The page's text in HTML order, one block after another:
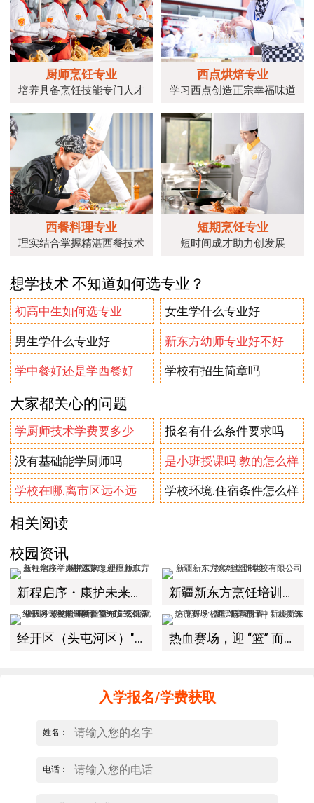
厨师烹饪专业
培养具备烹饪技能专门人才
西点烘焙专业
学习西点创造正宗幸福味道
西餐料理专业
理实结合掌握精湛西餐技术
短期烹饪专业
短时间成才助力创发展
想学技术 不知道如何选专业？
初高中生如何选专业 女生学什么专业好
男生学什么专业好 新东方幼师专业好不好
学中餐好还是学西餐好 学校有招生简章吗
大家都关心的问题
学厨师技术学费要多少 报名有什么条件要求吗
没有基础能学厨师吗 是小班授课吗.教的怎么样
学校在哪.离市区远不远 学校环境.住宿条件怎么样
相关阅读
校园资讯
新程启序・康护未来｜新疆新东方烹饪学校举办中医康复理疗师班开幕仪式！ 新疆新东方烹饪培训学校有限公司教学管理制度
经开区（头屯河区）"3+10"公共就业服务进校园暨新疆新东方烹饪学校人才双选会+校企签约仪式圆满举行 热血赛场，迎 “篮” 而上｜新疆新东方烹饪学校篮球赛进行中！以技筑梦，乐享青春
入学报名/学费获取
姓名：
电话：